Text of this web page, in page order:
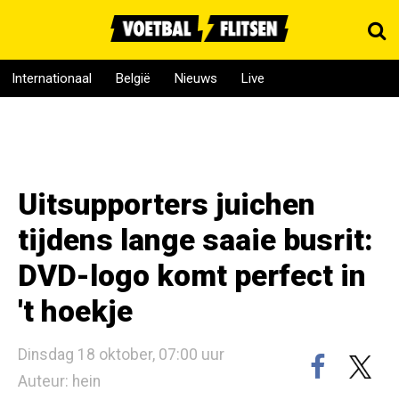
Internationaal België Nieuws Live
Uitsupporters juichen
tijdens lange saaie busrit:
DVD-logo komt perfect in
't hoekje
Dinsdag 18 oktober, 07:00 uur
Auteur: hein